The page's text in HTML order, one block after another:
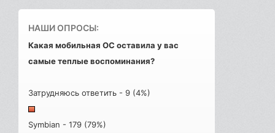
НАШИ ОПРОСЫ:
Какая мобильная ОС оставила у вас
самые теплые воспоминания?
Затрудняюсь ответить - 9 (4%)
Symbian - 179 (79%)